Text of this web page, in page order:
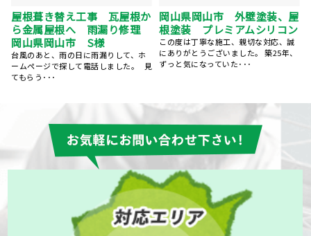
屋根塗装、棟鈑金交換、外壁
塗装 岡山県岡山市 N様
5社くらい提案を聞きましたが、株式会
社ジャックネットさんが一番丁寧にご
対応くださいました。 ･･･
ベランダFRP防水工事、屋根
カバー工事、外壁塗装、庇補
修工事 岡山県岡山市 K様
15年前にマイホームを購入してから、
特にお手入れはしておらず、ある時庇